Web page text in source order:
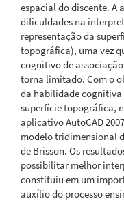
espacial do discente. A
dificuldades na
representação da
topográfica), uma vez
cognitivo de
torna limitado. Com o
da habilidade cognitiva
superfície topográfica,
aplicativo AutoCAD
modelo tridimensional
de Brisson. Os
possibilitar melhor
constituiu em um
auxílio do processo